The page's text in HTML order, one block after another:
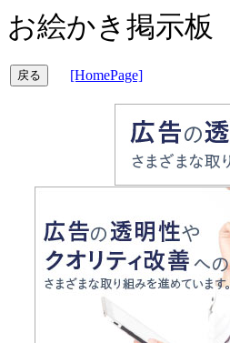
お絵かき掲示板
[HomePage]